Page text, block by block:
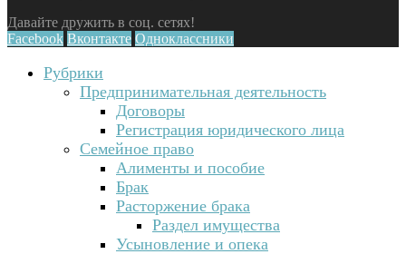
Давайте дружить в соц. сетях!
Facebook Вконтакте Одноклассники
Рубрики
Предпринимательная деятельность
Договоры
Регистрация юридического лица
Семейное право
Алименты и пособие
Брак
Расторжение брака
Раздел имущества
Усыновление и опека